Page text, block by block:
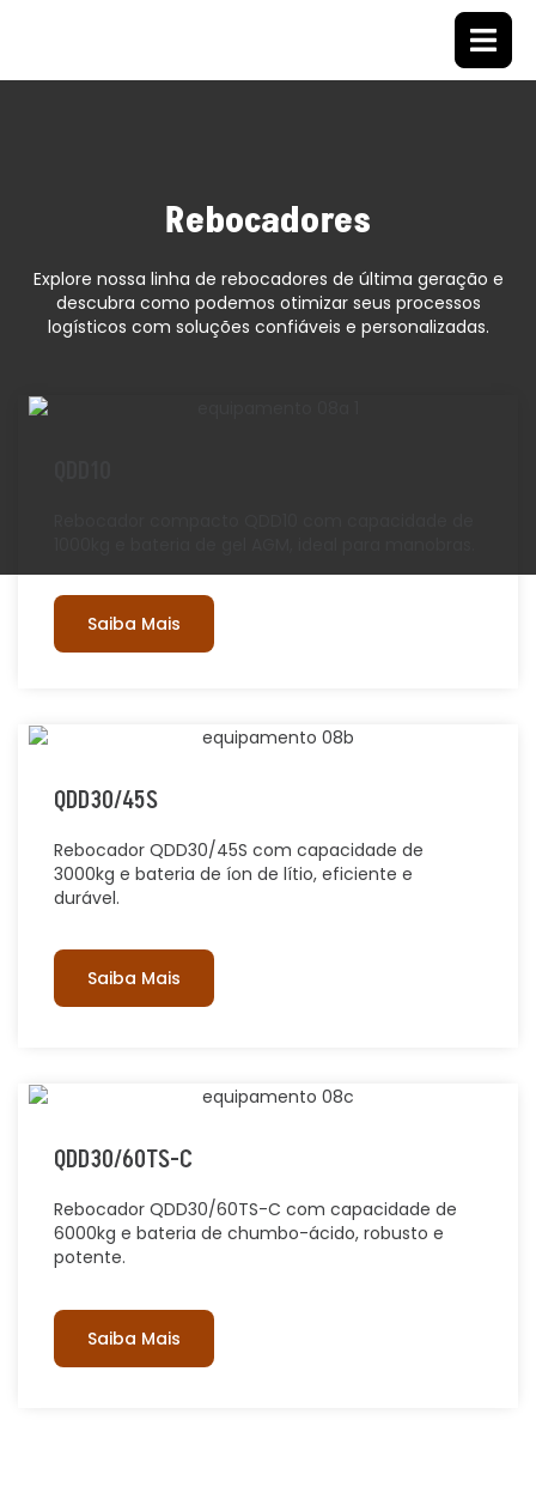
Rebocadores
Explore nossa linha de rebocadores de última geração e
descubra como podemos otimizar seus processos
logísticos com soluções confiáveis e personalizadas.
Saiba Mais
QDD30/45S
Rebocador QDD30/45S com capacidade de
3000kg e bateria de íon de lítio, eficiente e
durável.
Saiba Mais
QDD30/60TS-C
Rebocador QDD30/60TS-C com capacidade de
6000kg e bateria de chumbo-ácido, robusto e
potente.
Saiba Mais